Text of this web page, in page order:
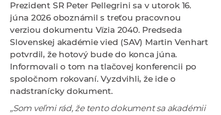
c
p
a
Prezident SR Peter Pellegrini sa v utorok 16.
júna 2026 oboznámil s treťou pracovnou
verziou dokumentu Vízia 2040. Predseda
Slovenskej akadémie vied (SAV) Martin Venhart
potvrdil, že hotový bude do konca júna.
Informovali o tom na tlačovej konferencii po
spoločnom rokovaní. Vyzdvihli, že ide o
nadstranícky dokument.
„Som veľmi rád, že tento dokument sa akadémii